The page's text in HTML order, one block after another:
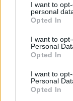
not limited to
grant or deny
use your data
consent section.
I want to
personal
Opted In
I want to
Personal
Opted In
I want to
Personal
Opted In
Condividi